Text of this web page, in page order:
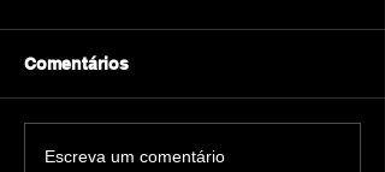
Comentários
Escreva um comentário